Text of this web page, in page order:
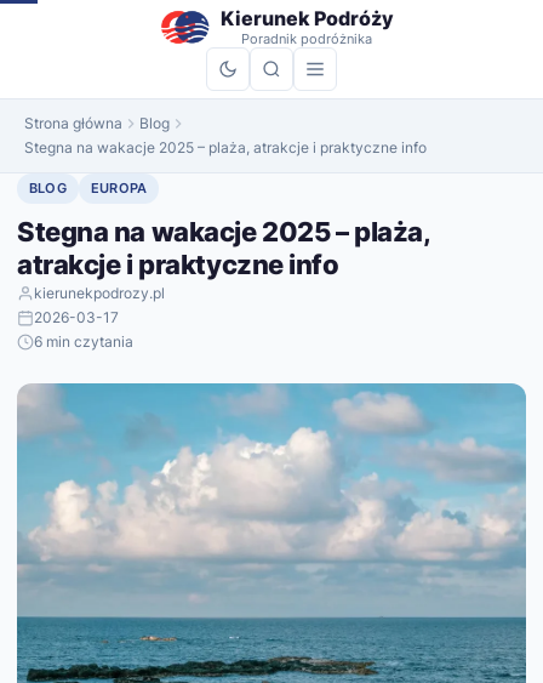
do
Kierunek Podróży
Poradnik podróżnika
Strona główna
Blog
Stegna na wakacje 2025 – plaża, atrakcje i praktyczne info
BLOG EUROPA
Stegna na wakacje 2025 – plaża,
atrakcje i praktyczne info
kierunekpodrozy.pl
2026-03-17
6 min czytania